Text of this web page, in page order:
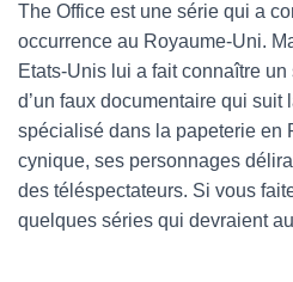
The Office est une série qui a
occurrence au Royaume-Uni.
Etats-Unis lui a fait connaître
d’un faux documentaire qui suit
spécialisé dans la papeterie en
cynique, ses personnages
des téléspectateurs. Si vous
quelques séries qui devraient